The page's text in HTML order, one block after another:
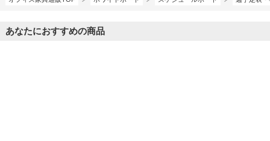
あなたにおすすめの商品